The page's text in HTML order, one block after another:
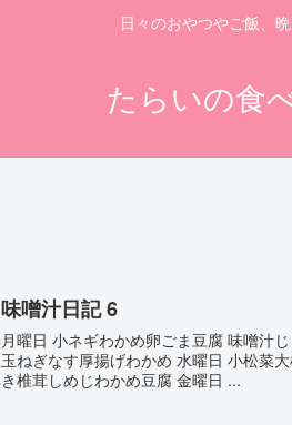
日々のおやつやご飯、
たらいの食
味噌汁日記 6
月曜日 小ネギわかめ卵ごま豆腐 味噌汁
玉ねぎなす厚揚げわかめ 水曜日 小松菜
き椎茸しめじわかめ豆腐 金曜日 ...